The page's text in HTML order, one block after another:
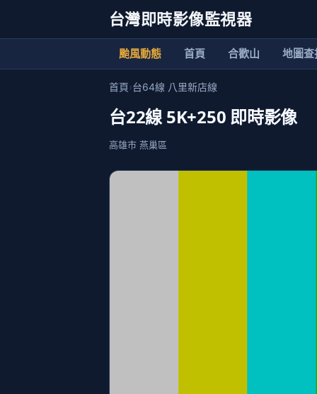
台灣即時影像監視器
颱風動態 首頁 合歡山 地圖查
首頁›台64線 八里新店線
台22線 5K+250 即時影像
高雄市 燕巢區